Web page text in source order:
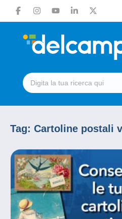
Tag: Cartoline postali